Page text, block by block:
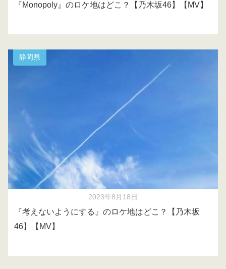
『Monopoly』のロケ地はどこ？【乃木坂46】【MV】
静岡県
2023年8月18日
『考えないようにする』のロケ地はどこ？【乃木坂
46】【MV】